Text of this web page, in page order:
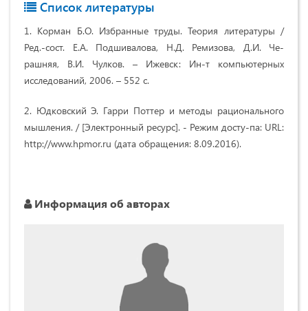
Список литературы
1. Корман Б.О. Избранные труды. Теория литературы /
Ред.-сост. Е.А. Подшивалова, Н.Д. Ремизова, Д.И. Че-
рашняя, В.И. Чулков. – Ижевск: Ин-т компьютерных
исследований, 2006. – 552 с.
2. Юдковский Э. Гарри Поттер и методы рационального
мышления. / [Электронный ресурс]. - Режим досту-па: URL:
http://www.hpmor.ru (дата обращения: 8.09.2016).
Информация об авторах